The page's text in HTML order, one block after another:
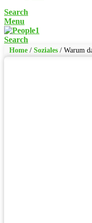
Search
Menu
Search
Home / Soziales / Warum